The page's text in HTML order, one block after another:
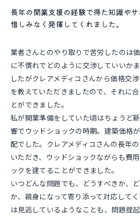
長年の開業支援の経験で得た知識やサ
惜しみなく発揮してくれました。
業者さんとのやり取りで苦労したのは
に不慣れでどのように交渉していいか
したがクレアメディコさんから価格交
を教えていただきましたので、それに
とができました。
私が開業準備をしていた頃はちょうど
響でウッドショックの時期。建築価格
配でした。クレアメディコさんの長年
いただき、ウッドショックながらも費
ックを建てることができました。
いつどんな問題でも、どうすべきか、
か、親身になって寄り添って対応して
は見逃しているようなことも、問題提